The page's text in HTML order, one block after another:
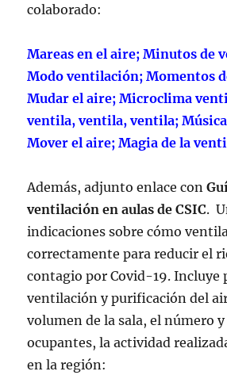
colaborado:
Mareas en el aire; Minutos de
Modo ventilación; Momentos
Mudar el aire; Microclima
ventila, ventila, ventila;
Mover el aire; Magia de la
Además, adjunto enlace con
ventilación en aulas de CSIC.
indicaciones sobre cómo
correctamente para reducir el
contagio por Covid-19. Incluye
ventilación y purificación del
volumen de la sala, el número y
ocupantes, la actividad
en la región: